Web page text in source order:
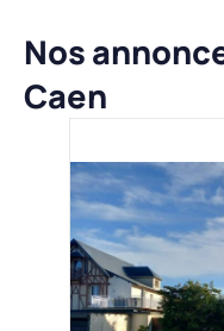
Nos
Caen